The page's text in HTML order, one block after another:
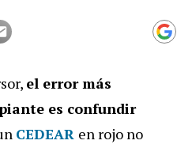
el error más
es confundir
CEDEAR en rojo no